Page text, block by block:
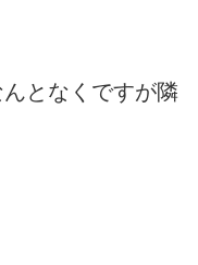
となくですが隣